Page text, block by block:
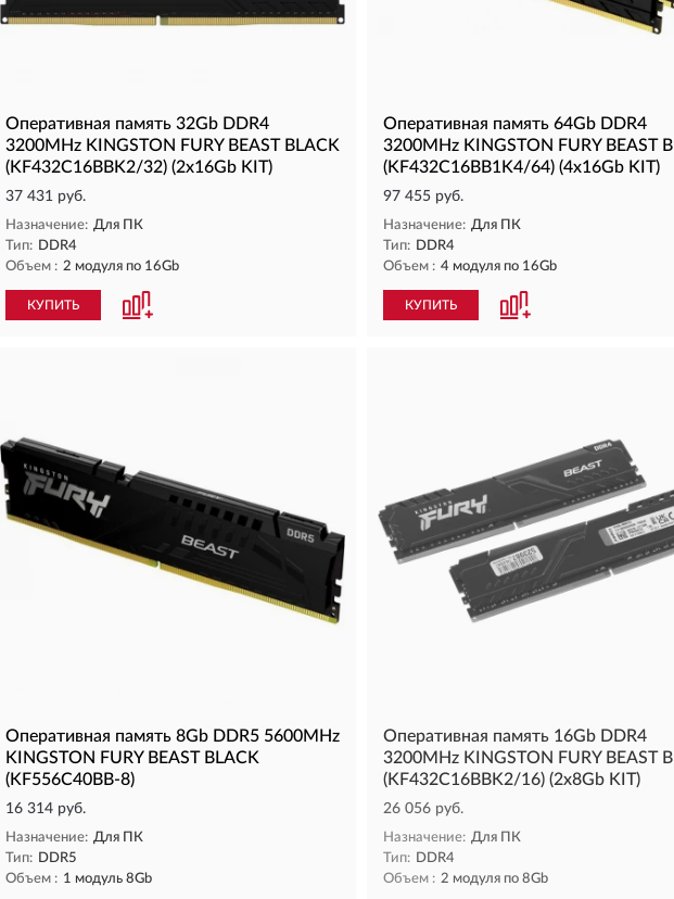
Оперативная память 32Gb DDR4
3200MHz KINGSTON FURY BEAST BLACK
(KF432C16BBK2/32) (2x16Gb KIT)
37 431 руб.
Назначение: Для ПК
Тип: DDR4
Объем : 2 модуля по 16Gb
КУПИТЬ
Оперативная память 64Gb DDR4
3200MHz KINGSTON FURY BEAST
(KF432C16BB1K4/64) (4x16Gb KIT)
97 455 руб.
Назначение: Для ПК
Тип: DDR4
Объем : 4 модуля по 16Gb
КУПИТЬ
Оперативная память 8Gb DDR5 5600MHz
KINGSTON FURY BEAST BLACK
(KF556C40BB-8)
16 314 руб.
Назначение: Для ПК
Тип: DDR5
Объем : 1 модуль 8Gb
Оперативная память 16Gb DDR4
3200MHz KINGSTON FURY BEAST
(KF432C16BBK2/16) (2x8Gb KIT)
26 056 руб.
Назначение: Для ПК
Тип: DDR4
Объем : 2 модуля по 8Gb